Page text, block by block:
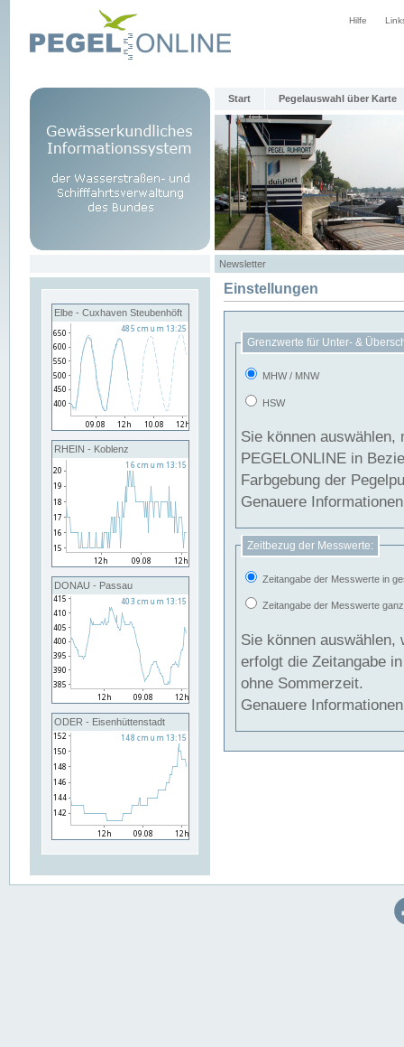
Hilfe
Start Pegelauswahl über Karte
Newsletter
Elbe - Cuxhaven Steubenhöft
RHEIN - Koblenz
DONAU - Passau
ODER - Eisenhüttenstadt
Einstellungen
Grenzwerte für Unter- &
MHW / MNW
HSW
Sie können
PEGELONLINE in Beziehung
Farbgebung der
Genauere
Zeitbezug der Messwerte:
Zeitangabe der Messwerte in
Zeitangabe der Messwerte
Sie können auswählen,
erfolgt die Zeitangabe
ohne Sommerzeit.
Genauere